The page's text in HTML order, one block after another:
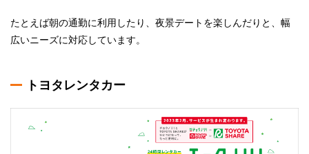
たとえば朝の通勤に利用したり、夜景デートを楽しんだりと、幅
広いニーズに対応しています。
トヨタレンタカー